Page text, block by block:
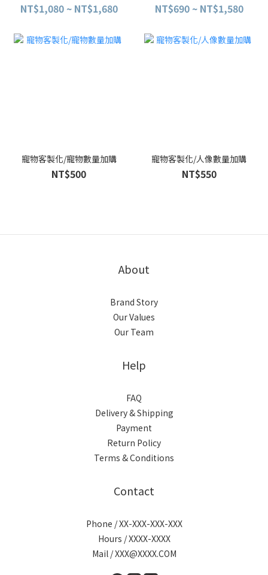
NT$1,080 ~ NT$1,680 NT$690 ~ NT$1,580
寵物客製化/寵物數量加購
NT$500
寵物客製化/人像數量加購
NT$550
About
Brand Story
Our Values
Our Team
Help
FAQ
Delivery & Shipping
Payment
Return Policy
Terms & Conditions
Contact
Phone / XX-XXX-XXX-XXX
Hours / XXXX-XXXX
Mail / XXX@XXXX.COM